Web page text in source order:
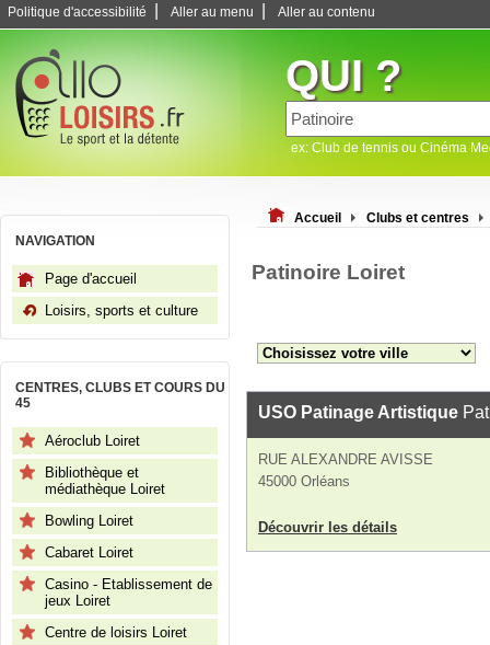
Politique d'accessibilité Aller au menu Aller au contenu
QUI ?
ex: Club de tennis ou Cinéma
NAVIGATION
Page d'accueil
Loisirs, sports et culture
CENTRES, CLUBS ET COURS DU
45
Aéroclub Loiret
Bibliothèque et
médiathèque Loiret
Bowling Loiret
Cabaret Loiret
Casino - Etablissement de
jeux Loiret
Centre de loisirs Loiret
Accueil Clubs et centres
Patinoire Loiret
USO Patinage Artistique
RUE ALEXANDRE AVISSE
45000 Orléans
Découvrir les détails